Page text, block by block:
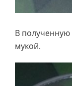
В полученную
мукой.